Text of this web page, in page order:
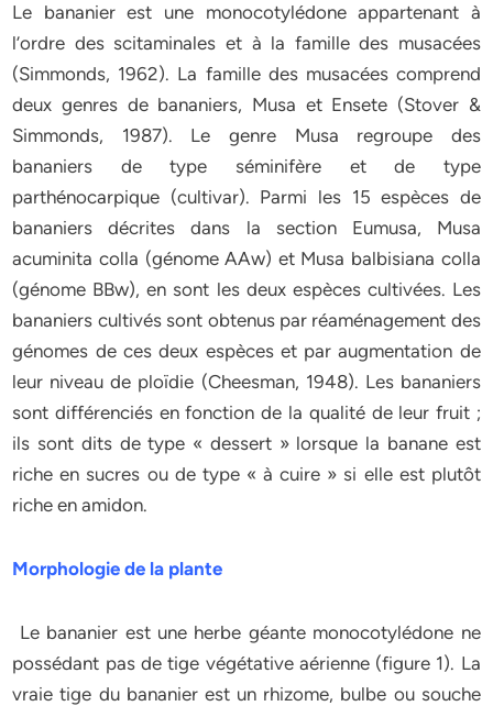
Le bananier est une monocotylédone appartenant à
l’ordre des scitaminales et à la famille des musacées
(Simmonds, 1962). La famille des musacées comprend
deux genres de bananiers, Musa et Ensete (Stover &
Simmonds, 1987). Le genre Musa regroupe des
bananiers de type séminifère et de type
parthénocarpique (cultivar). Parmi les 15 espèces de
bananiers décrites dans la section Eumusa, Musa
acuminita colla (génome AAw) et Musa balbisiana colla
(génome BBw), en sont les deux espèces cultivées. Les
bananiers cultivés sont obtenus par réaménagement des
génomes de ces deux espèces et par augmentation de
leur niveau de ploïdie (Cheesman, 1948). Les bananiers
sont différenciés en fonction de la qualité de leur fruit ;
ils sont dits de type « dessert » lorsque la banane est
riche en sucres ou de type « à cuire » si elle est plutôt
riche en amidon.
Morphologie de la plante
Le bananier est une herbe géante monocotylédone ne
possédant pas de tige végétative aérienne (figure 1). La
vraie tige du bananier est un rhizome, bulbe ou souche